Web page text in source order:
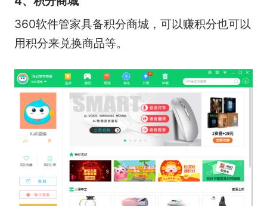
360软件管家具备积分商城，可以赚积分也可以
用积分来兑换商品等。